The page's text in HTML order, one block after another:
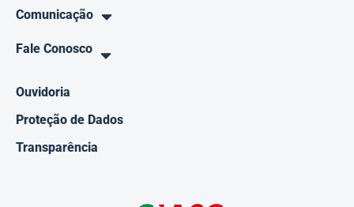
Comunicação
Fale Conosco
Ouvidoria
Proteção de Dados
Transparência